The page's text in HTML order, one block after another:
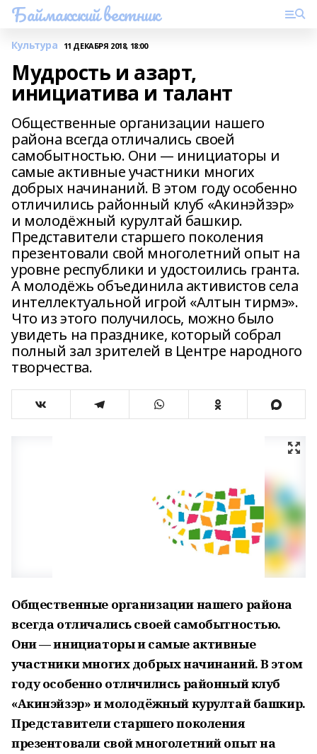
Баймакский вестник
Культура 11 ДЕКАБРЯ 2018, 18:00
Мудрость и азарт,
инициатива и талант
Общественные организации нашего
района всегда отличались своей
самобытностью. Они — инициаторы и
самые активные участники многих
добрых начинаний. В этом году особенно
отличились районный клуб «Акинэйзэр»
и молодёжный курултай башкир.
Представители старшего поколения
презентовали свой многолетний опыт на
уровне республики и удостоились гранта.
А молодёжь объединила активистов села
интеллектуальной игрой «Алтын тирмэ».
Что из этого получилось, можно было
увидеть на празднике, который собрал
полный зал зрителей в Центре народного
творчества.
Общественные организации нашего района
всегда отличались своей самобытностью.
Они — инициаторы и самые активные
участники многих добрых начинаний. В этом
году особенно отличились районный клуб
«Акинэйзэр» и молодёжный курултай башкир.
Представители старшего поколения
презентовали свой многолетний опыт на